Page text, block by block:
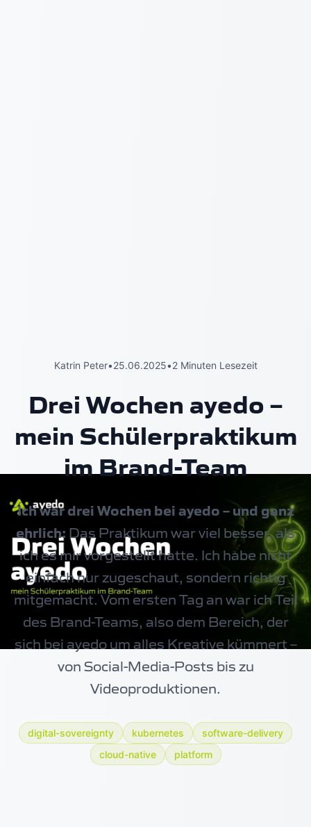
Katrin Peter•25.06.2025•2 Minuten Lesezeit
Drei Wochen ayedo –
mein Schülerpraktikum
im Brand-Team
Ich war drei Wochen bei ayedo – und ganz
ehrlich: Das Praktikum war viel besser, als
ich es mir vorgestellt hatte. Ich habe nicht
einfach nur zugeschaut, sondern richtig
mitgemacht. Vom ersten Tag an war ich Teil
des Brand-Teams, also dem Bereich, der
sich bei ayedo um alles Kreative kümmert –
von Social-Media-Posts bis zu
Videoproduktionen.
digital-sovereignty kubernetes
software-delivery
cloud-native
platform